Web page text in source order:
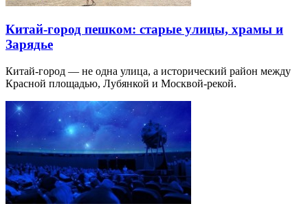
Китай-город пешком: старые улицы, храмы и
Зарядье
Китай-город — не одна улица, а исторический район между
Красной площадью, Лубянкой и Москвой-рекой.